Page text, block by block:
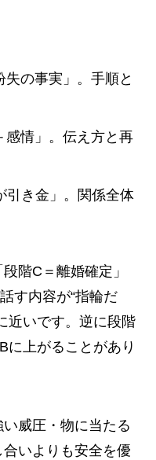
の事実」。手順と
感情」。伝え方と再
引き金」。関係全体
階C＝離婚確定」
す内容が“指輪だ
近いです。逆に段階
に上がることがあり
威圧・物に当たる
いよりも安全を優